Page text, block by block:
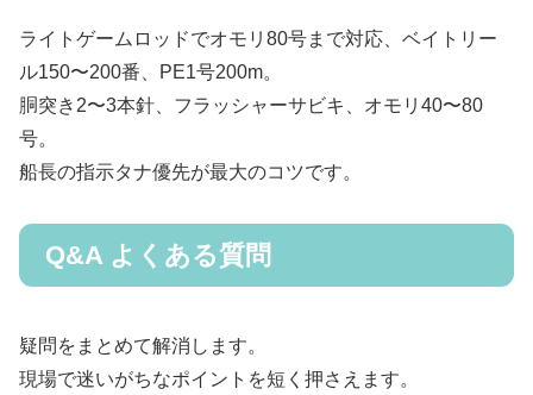
ライトゲームロッドでオモリ80号まで対応、ベイトリー
ル150〜200番、PE1号200m。
胴突き2〜3本針、フラッシャーサビキ、オモリ40〜80
号。
船長の指示タナ優先が最大のコツです。
Q&A よくある質問
疑問をまとめて解消します。
現場で迷いがちなポイントを短く押さえます。